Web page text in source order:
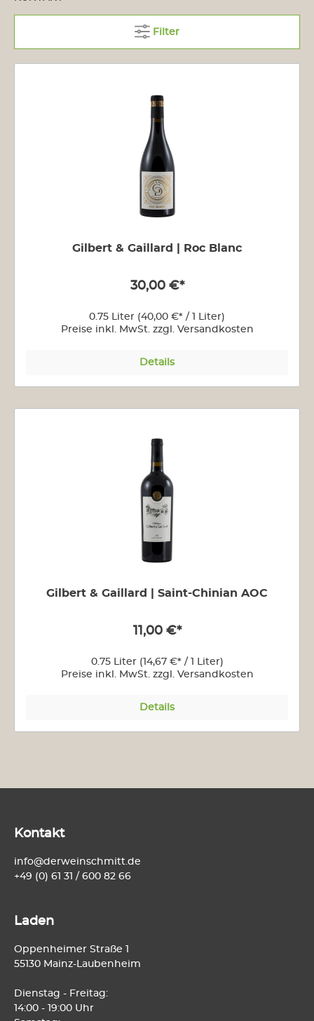
Filter
Gilbert & Gaillard | Roc Blanc
30,00 €*
0.75 Liter (40,00 €* / 1 Liter)
Preise inkl. MwSt. zzgl. Versandkosten
Details
Gilbert & Gaillard | Saint-Chinian AOC
11,00 €*
0.75 Liter (14,67 €* / 1 Liter)
Preise inkl. MwSt. zzgl. Versandkosten
Details
Kontakt
info@derweinschmitt.de
+49 (0) 61 31 / 600 82 66
Laden
Oppenheimer Straße 1
55130 Mainz-Laubenheim
Dienstag - Freitag:
14:00 - 19:00 Uhr